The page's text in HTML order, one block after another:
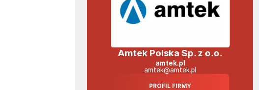
Amtek Polska Sp. z o.o.
amtek.pl
amtek@amtek.pl
PROFIL FIRMY